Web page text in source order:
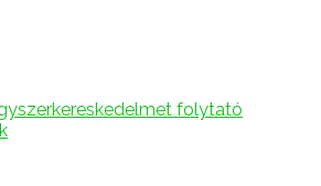
folytató